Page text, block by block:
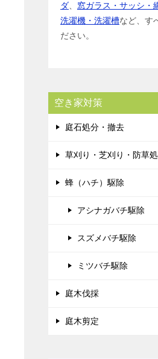
ダ
窓ガラス・サッシ・
洗濯機・洗濯槽など、す
ださい。
空き家対策
庭石処分・撤去
草刈り・芝刈り・防草
蜂（ハチ）駆除
アシナガバチ駆除
スズメバチ駆除
ミツバチ駆除
庭木伐採
庭木剪定